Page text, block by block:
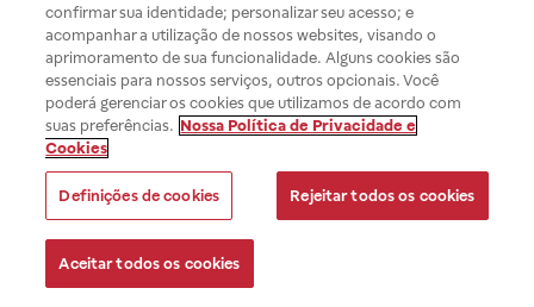
confirmar sua identidade; personalizar seu acesso; e
acompanhar a utilização de nossos websites, visando o
aprimoramento de sua funcionalidade. Alguns cookies são
essenciais para nossos serviços, outros opcionais. Você
poderá gerenciar os cookies que utilizamos de acordo com
suas preferências. Nossa Política de Privacidade e
Cookies
Definições de cookies Rejeitar todos os cookies
Aceitar todos os cookies